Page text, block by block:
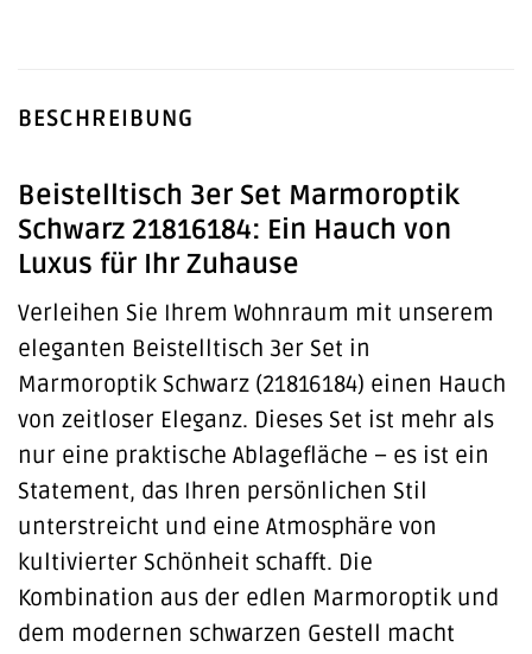
BESCHREIBUNG
Beistelltisch 3er Set Marmoroptik
Schwarz 21816184: Ein Hauch von
Luxus für Ihr Zuhause
Verleihen Sie Ihrem Wohnraum mit unserem
eleganten Beistelltisch 3er Set in
Marmoroptik Schwarz (21816184) einen Hauch
von zeitloser Eleganz. Dieses Set ist mehr als
nur eine praktische Ablagefläche – es ist ein
Statement, das Ihren persönlichen Stil
unterstreicht und eine Atmosphäre von
kultivierter Schönheit schafft. Die
Kombination aus der edlen Marmoroptik und
dem modernen schwarzen Gestell macht